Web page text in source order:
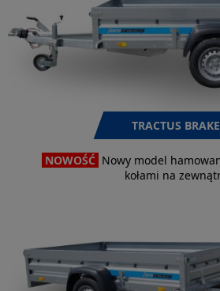
TRACTUS BRAKE
NOWOŚĆ Nowy model
kołami na